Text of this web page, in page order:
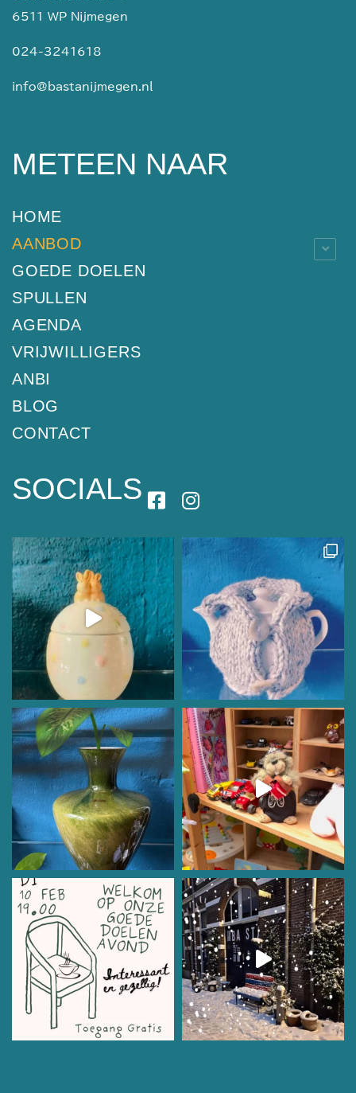
6511 WP Nijmegen
024-3241618
info@bastanijmegen.nl
METEEN NAAR
HOME
AANBOD
GOEDE DOELEN
SPULLEN
AGENDA
VRIJWILLIGERS
ANBI
BLOG
CONTACT
SOCIALS